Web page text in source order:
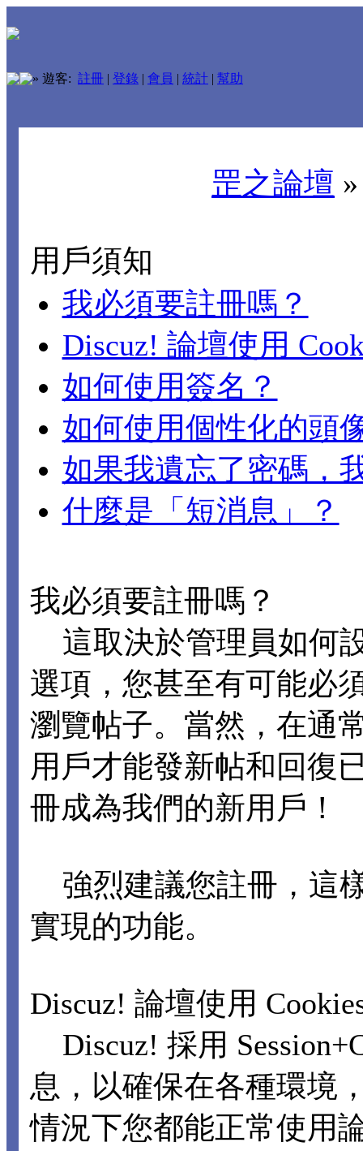
» 遊客: 註冊 | 登錄 | 會員 | 統計 | 幫助
罡之論壇
用戶須知
我必須要註冊嗎？
Discuz! 論壇使用
如何使用簽名？
如何使用個性化的頭
如果我遺忘了密碼，
什麼是「短消息」？
我必須要註冊嗎？
這取決於管理員如何
選項，您甚至有可能必
瀏覽帖子。當然，在通
用戶才能發新帖和回復
冊成為我們的新用戶！
強烈建議您註冊，這
實現的功能。
Discuz! 論壇使用
Discuz! 採用
息，以確保在各種環境
情況下您都能正常使用